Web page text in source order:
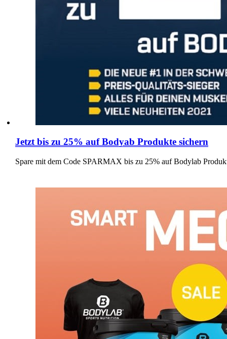
Jetzt bis zu 25% auf Bodyab Produkte sichern
Spare mit dem Code SPARMAX bis zu 25% auf Bodylab